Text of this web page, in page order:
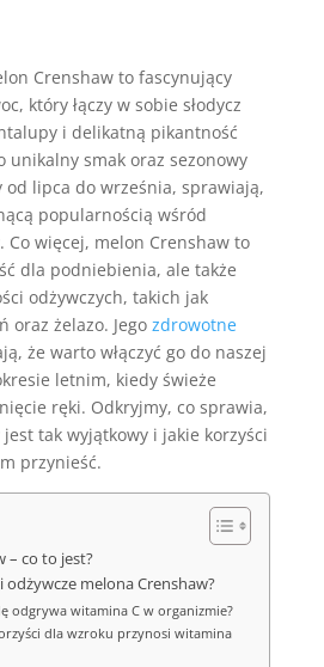
Crenshaw to fascynujący
który łączy w sobie słodycz
i delikatną pikantność
unikalny smak oraz sezonowy
lipca do września, sprawiają,
popularnością wśród
Co więcej, melon Crenshaw to
dla podniebienia, ale także
odżywczych, takich jak
oraz żelazo. Jego zdrowotne
że warto włączyć go do naszej
letnim, kiedy świeże
ręki. Odkryjmy, co sprawia,
tak wyjątkowy i jakie korzyści
przynieść.
– co to jest?
odżywcze melona Crenshaw?
odgrywa witamina C w organizmie?
dla wzroku przynosi witamina